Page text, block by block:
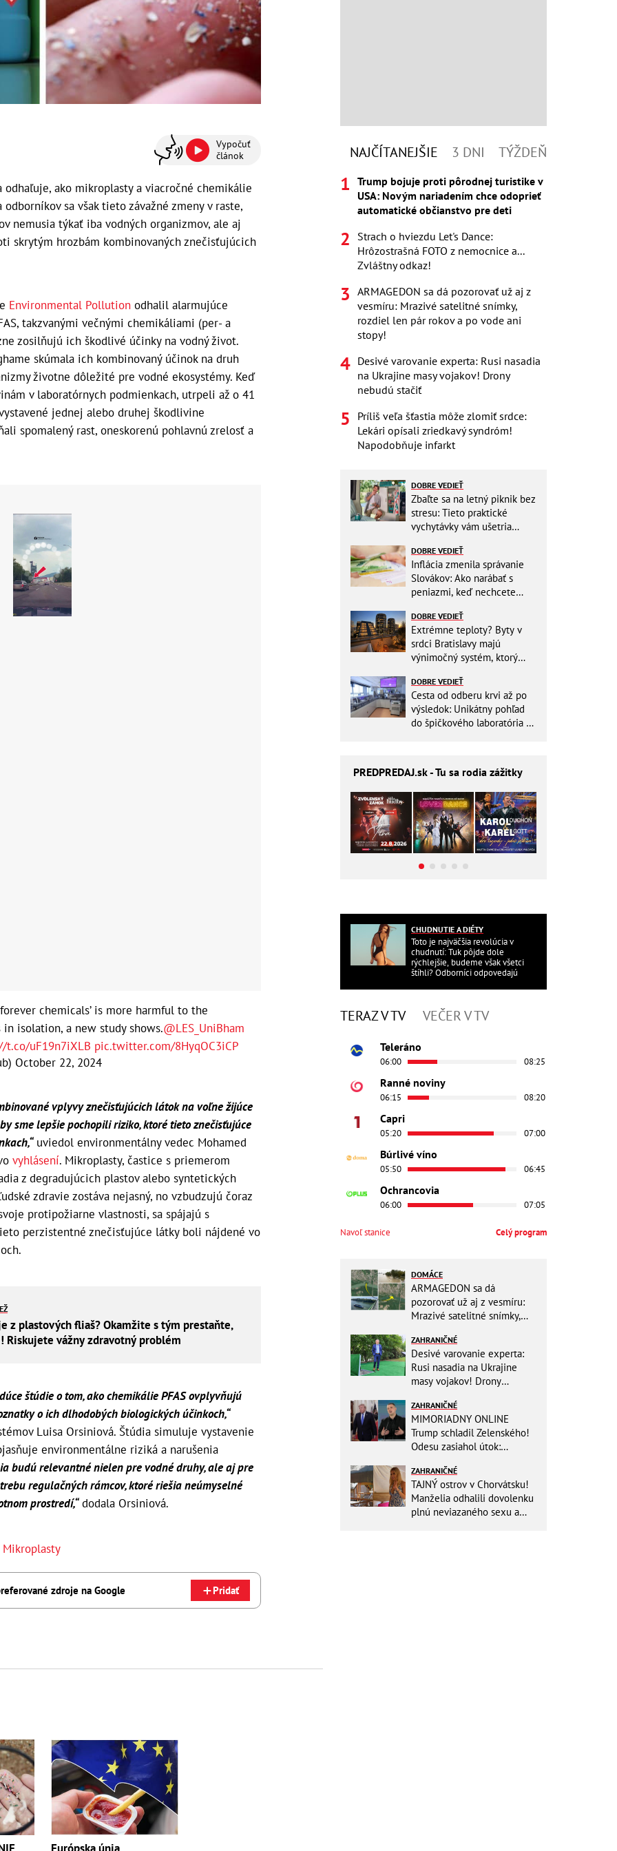
Vypočuť
článok
odhaľuje, ako mikroplasty a viacročné chemikálie
sa však tieto závažné zmeny v raste,
nemusia týkať iba vodných organizmov, ale aj
skrytým hrozbám kombinovaných znečisťujúcich
Environmental Pollution odhalil alarmujúce
takzvanými večnými chemikáliami (per- a
zosilňujú ich škodlivé účinky na vodný život.
skúmala ich kombinovaný účinok na druh
životne dôležité pre vodné ekosystémy. Keď
v laboratórnych podmienkach, utrpeli až o 41
jednej alebo druhej škodlivine
spomalený rast, oneskorenú pohlavnú zrelosť a
chemicals’ is more harmful to the
isolation, a new study shows.@LES_UniBham
t.co/uF19n7iXLB pic.twitter.com/8HyqOC3iCP
October 22, 2024
vplyvy znečisťujúcich látok na voľne žijúce
sme lepšie pochopili riziko, ktoré tieto znečisťujúce
uviedol environmentálny vedec Mohamed
vyhlásení. Mikroplasty, častice s priemerom
z degradujúcich plastov alebo syntetických
zdravie zostáva nejasný, no vzbudzujú čoraz
protipožiarne vlastnosti, sa spájajú s
perzistentné znečisťujúce látky boli nájdené vo
z plastových fliaš? Okamžite s tým prestaňte,
Riskujete vážny zdravotný problém
štúdie o tom, ako chemikálie PFAS ovplyvňujú
o ich dlhodobých biologických účinkoch,“
Luisa Orsiniová. Štúdia simuluje vystavenie
environmentálne riziká a narušenia
budú relevantné nielen pre vodné druhy, ale aj pre
regulačných rámcov, ktoré riešia neúmyselné
prostredí,“dodala Orsiniová.
Mikroplasty
zdroje na Google Pridať
NAJČÍTANEJŠIE 3 DNI TÝŽDEŇ
Trump bojuje proti pôrodnej turistike v
USA: Novým nariadením chce odoprieť
automatické občianstvo pre deti
Strach o hviezdu Let's Dance:
Hrôzostrašná FOTO z nemocnice a...
Zvláštny odkaz!
ARMAGEDON sa dá pozorovať už aj z
vesmíru: Mrazivé satelitné snímky,
rozdiel len pár rokov a po vode ani
stopy!
Desivé varovanie experta: Rusi nasadia
na Ukrajine masy vojakov! Drony
nebudú stačiť
Príliš veľa šťastia môže zlomiť srdce:
Lekári opísali zriedkavý syndróm!
Napodobňuje infarkt
DOBRE VEDIEŤ
Zbaľte sa na letný piknik bez
stresu: Tieto praktické
vychytávky vám ušetria
DOBRE VEDIEŤ
Inflácia zmenila správanie
Slovákov: Ako narábať s
peniazmi, keď nechcete
DOBRE VEDIEŤ
Extrémne teploty? Byty v
srdci Bratislavy majú
výnimočný systém, ktorý
DOBRE VEDIEŤ
Cesta od odberu krvi až po
výsledok: Unikátny pohľad
do špičkového laboratória na
PREDPREDAJ.sk - Tu sa rodia zážitky
CHUDNUTIE A DIÉTY
Toto je najväčšia revolúcia v
chudnutí: Tuk pôjde dole
rýchlejšie, budeme však všetci
štíhli? Odborníci odpovedajú
TERAZ V TV VEČER V TV
Teleráno
06:00 08:25
Ranné noviny
06:15 08:20
Capri
05:20 07:00
Búrlivé víno
05:50 06:45
Ochrancovia
06:00 07:05
Navoľ stanice Celý program
DOMÁCE
ARMAGEDON sa dá
pozorovať už aj z vesmíru:
Mrazivé satelitné snímky,
vode ani stopy!
ZAHRANIČNÉ
Desivé varovanie experta:
Rusi nasadia na Ukrajine
masy vojakov! Drony
ZAHRANIČNÉ
MIMORIADNY ONLINE
Trump schladil Zelenského!
Odesu zasiahol útok:
návrate
ZAHRANIČNÉ
TAJNÝ ostrov v Chorvátsku!
Manželia odhalili dovolenku
plnú neviazaného sexu a